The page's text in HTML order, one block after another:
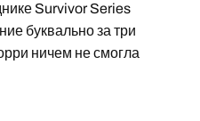
Survivor Series
буквально за три
ничем не смогла